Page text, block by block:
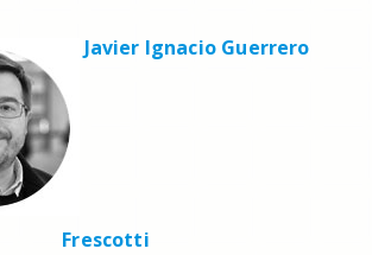
Javier Ignacio Guerrero
Frescotti